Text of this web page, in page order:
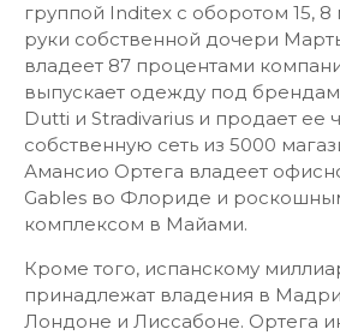
группой Inditex с оборотом 15,
руки собственной дочери
владеет 87 процентами
выпускает одежду под
Dutti и Stradivarius и продает ее
собственную сеть из 5000
Амансио Ортега владеет
Gables во Флориде и
комплексом в Майами.
Кроме того, испанскому
принадлежат владения в
Лондоне и Лиссабоне. Ортега